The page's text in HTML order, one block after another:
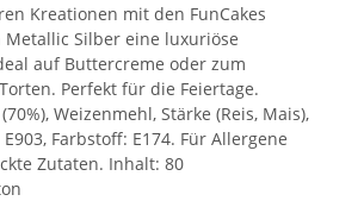
Kreationen mit den FunCakes
Metallic Silber eine luxuriöse
auf Buttercreme oder zum
Perfekt für die Feiertage.
Weizenmehl, Stärke (Reis, Mais),
Farbstoff: E174. Für Allergene
Zutaten. Inhalt: 80